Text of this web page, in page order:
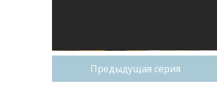
Предыдущая серия